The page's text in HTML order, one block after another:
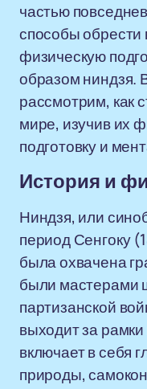
частью
способы обрести
физическую
образом ниндзя.
рассмотрим, как
мире, изучив их
подготовку и
История и
Ниндзя, или
период Сенгоку
была охвачена
были мастерами
партизанской
выходит за
включает в себя
природы,